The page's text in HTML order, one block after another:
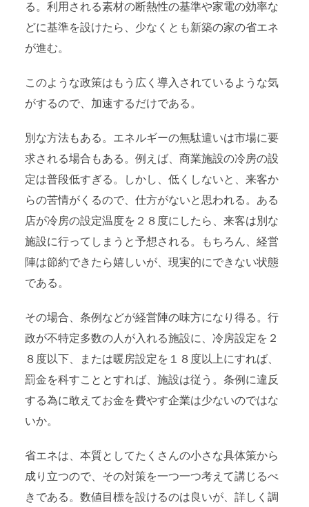
る。利用される素材の断熱性の基準や家電の効率な
どに基準を設けたら、少なくとも新築の家の省エネ
が進む。
このような政策はもう広く導入されているような気
がするので、加速するだけである。
別な方法もある。エネルギーの無駄遣いは市場に要
求される場合もある。例えば、商業施設の冷房の設
定は普段低すぎる。しかし、低くしないと、来客か
らの苦情がくるので、仕方がないと思われる。ある
店が冷房の設定温度を２８度にしたら、来客は別な
施設に行ってしまうと予想される。もちろん、経営
陣は節約できたら嬉しいが、現実的にできない状態
である。
その場合、条例などが経営陣の味方になり得る。行
政が不特定多数の人が入れる施設に、冷房設定を２
８度以下、または暖房設定を１８度以上にすれば、
罰金を科すこととすれば、施設は従う。条例に違反
する為に敢えてお金を費やす企業は少ないのではな
いか。
省エネは、本質としてたくさんの小さな具体策から
成り立つので、その対策を一つ一つ考えて講じるべ
きである。数値目標を設けるのは良いが、詳しく調